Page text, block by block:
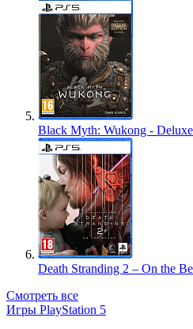
Black Myth: Wukong -
Death Stranding 2 – On the
Смотреть все
Игры PlayStation 5